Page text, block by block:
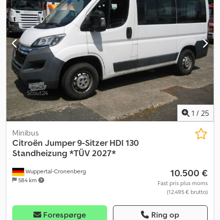
forhjulsdækstørrelse:
205/75R16C-110/108L
bagdækseldimension:205/75R16C-110/108L
, maksimal hastighed:
90 km/h, Udstyr:hydraulik, trailertræk, Registreringsservice,
syn/service-/UVV-inspektion, transport til havnen Sprog: tysk,
russisk, engelsk, arabisk Alle køretøjer under Chsdpfswyuvtex
Aqvoa Diesel, emissionsklasse: Euro2, anhængertræk, grundfarve:
rød, affjedring: bladfjedre, nyttelast (kg): 2345, konstantbremse
(børs): motorbremse Opbygningstype: DB 3-sidet tipper, teknik i
god stand, syn til 2026, HSN/TSN: Forbehold for fejl.
1 / 25
Wuppertal-Cronenberg
584 km
Minibus
Citroën Jumper 9-Sitzer HDI 130
Standheizung *TÜV 2027*
10.500 €
Fast pris plus moms
(12.495 € brutto)
Forespørge Ring op